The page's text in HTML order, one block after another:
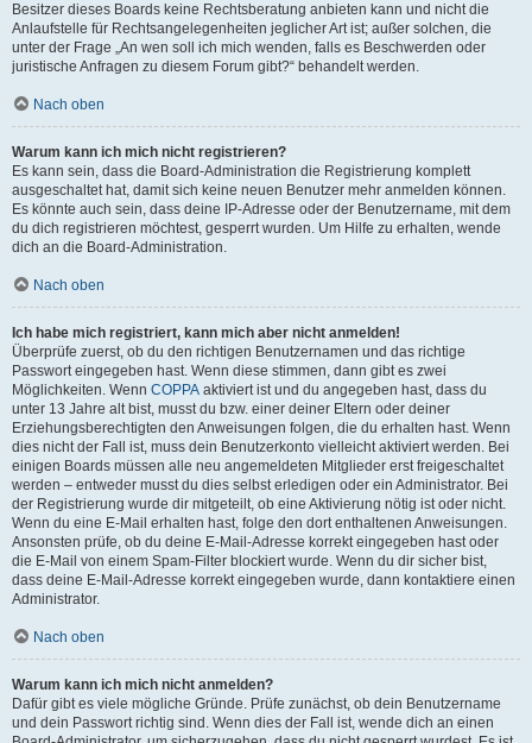
Besitzer dieses Boards keine Rechtsberatung anbieten kann und nicht die
Anlaufstelle für Rechtsangelegenheiten jeglicher Art ist; außer solchen, die
unter der Frage „An wen soll ich mich wenden, falls es Beschwerden oder
juristische Anfragen zu diesem Forum gibt?“ behandelt werden.
Nach oben
Warum kann ich mich nicht registrieren?
Es kann sein, dass die Board-Administration die Registrierung komplett
ausgeschaltet hat, damit sich keine neuen Benutzer mehr anmelden können.
Es könnte auch sein, dass deine IP-Adresse oder der Benutzername, mit dem
du dich registrieren möchtest, gesperrt wurden. Um Hilfe zu erhalten, wende
dich an die Board-Administration.
Nach oben
Ich habe mich registriert, kann mich aber nicht anmelden!
Überprüfe zuerst, ob du den richtigen Benutzernamen und das richtige
Passwort eingegeben hast. Wenn diese stimmen, dann gibt es zwei
Möglichkeiten. Wenn COPPA aktiviert ist und du angegeben hast, dass du
unter 13 Jahre alt bist, musst du bzw. einer deiner Eltern oder deiner
Erziehungsberechtigten den Anweisungen folgen, die du erhalten hast. Wenn
dies nicht der Fall ist, muss dein Benutzerkonto vielleicht aktiviert werden. Bei
einigen Boards müssen alle neu angemeldeten Mitglieder erst freigeschaltet
werden – entweder musst du dies selbst erledigen oder ein Administrator. Bei
der Registrierung wurde dir mitgeteilt, ob eine Aktivierung nötig ist oder nicht.
Wenn du eine E-Mail erhalten hast, folge den dort enthaltenen Anweisungen.
Ansonsten prüfe, ob du deine E-Mail-Adresse korrekt eingegeben hast oder
die E-Mail von einem Spam-Filter blockiert wurde. Wenn du dir sicher bist,
dass deine E-Mail-Adresse korrekt eingegeben wurde, dann kontaktiere einen
Administrator.
Nach oben
Warum kann ich mich nicht anmelden?
Dafür gibt es viele mögliche Gründe. Prüfe zunächst, ob dein Benutzername
und dein Passwort richtig sind. Wenn dies der Fall ist, wende dich an einen